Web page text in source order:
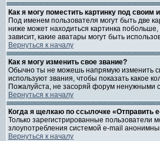
Как я могу поместить картинку под своим
Под именем пользователя могут быть две
ниже может находиться картинка
зависит, какие аватары могут быть
Вернуться к началу
Как я могу изменить свое звание?
Обычно ты не можешь напрямую изменить
используют звания, чтобы показать какое
Пожалуйста, не засоряй форум ненужными
Вернуться к началу
Когда я щелкаю по ссылочке «Отправить
Только зарегистрированные пользователи
злоупотребления системой e-mail
Вернуться к началу